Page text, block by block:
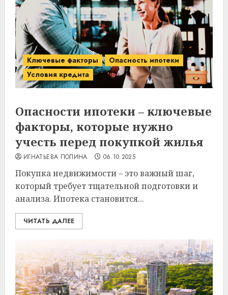
Ключевые факторы
Опасность ипотеки
Условия кредита
Опасности ипотеки – ключевые
факторы, которые нужно
учесть перед покупкой жилья
ИГНАТЬЕВА ПОЛИНА 06.10.2025
Покупка недвижимости – это важный шаг,
который требует тщательной подготовки и
анализа. Ипотека становится...
ЧИТАТЬ ДАЛЕЕ